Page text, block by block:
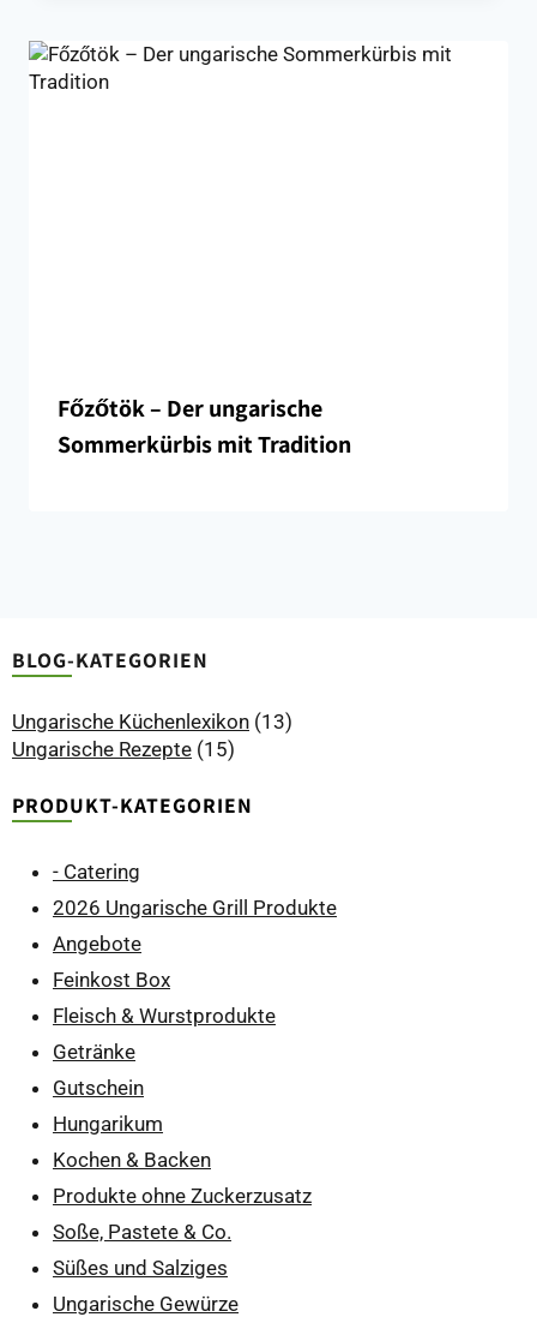
Főzőtök – Der ungarische
Sommerkürbis mit Tradition
BLOG-KATEGORIEN
Ungarische Küchenlexikon (13)
Ungarische Rezepte (15)
PRODUKT-KATEGORIEN
- Catering
2026 Ungarische Grill Produkte
Angebote
Feinkost Box
Fleisch & Wurstprodukte
Getränke
Gutschein
Hungarikum
Kochen & Backen
Produkte ohne Zuckerzusatz
Soße, Pastete & Co.
Süßes und Salziges
Ungarische Gewürze